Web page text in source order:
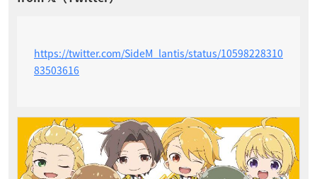
https://twitter.com/SideM_lantis/status/10598228310
83503616